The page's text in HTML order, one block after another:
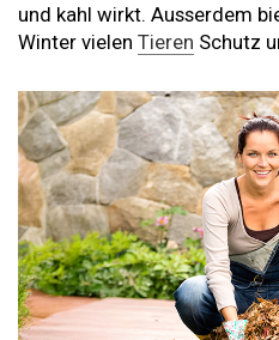
und kahl wirkt. Ausserdem
Winter vielen Tieren Schutz